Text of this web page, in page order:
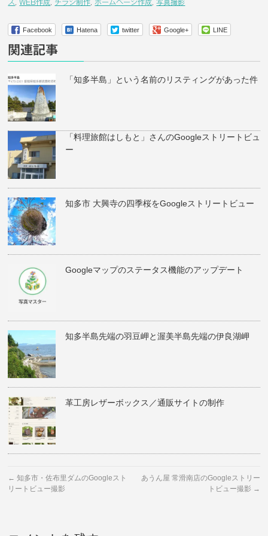
ス ,WEB作成 チラシ制作 ホームページ作成 ,写真撮影
Facebook Hatena twitter Google+ LINE
関連記事
「知多半島」という名前のリスティングがあった件
「料理旅館はしもと」さんのGoogleストリートビュ
ー
知多市 大興寺の四季桜をGoogleストリートビュー
Googleマップのステータス機能のアップデート
知多半島先端の羽豆岬と渥美半島先端の伊良湖岬
革工房レザーボックス／通販サイトの制作
← 知多市・佐布里ダムのGoogleスト
リートビュー撮影
あうん屋 常滑南店のGoogleストリー
トビュー撮影 →